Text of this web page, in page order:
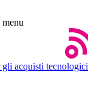
acquisti tecnologici